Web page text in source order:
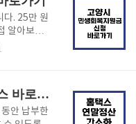
등록이 되
입니다. ✅
25만 원을
사랑상품
제 활성화
다. 25만 원
알아보니,
페이지에
고, 지역 경
지원금입
홈택스 연말정산 간소화 서비스 바로가기
안 납부한